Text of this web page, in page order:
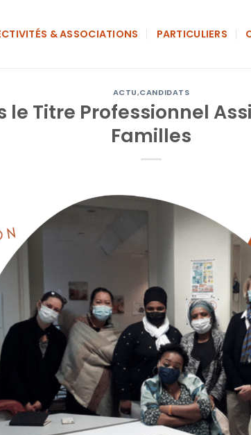
& ASSOCIATIONS PARTICULIERS
ACTU,CANDIDATS
le Titre Professionnel
Familles